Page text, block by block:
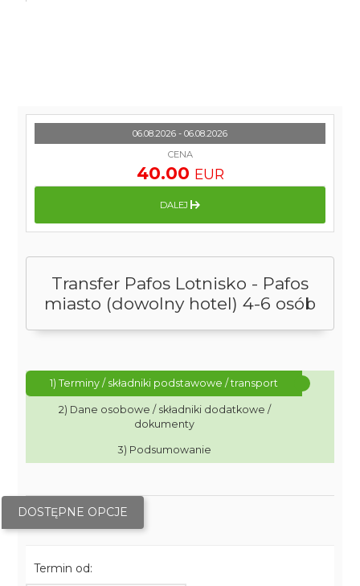
Transfer Pafos Lotnisko - Pafos
miasto (dowolny hotel) 4-6 osób
1) Terminy / składniki podstawowe / transport
2) Dane osobowe / składniki dodatkowe /
dokumenty
3) Podsumowanie
DOSTĘPNE OPCJE
Termin od:
06.08.2026 - 06.08.2026
CENA
40.00 EUR
DALEJ